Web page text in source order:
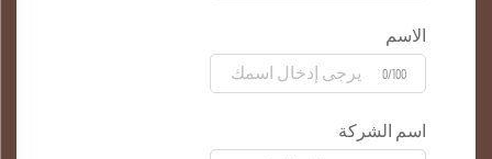
الاسم
0/100
اسم الشركة